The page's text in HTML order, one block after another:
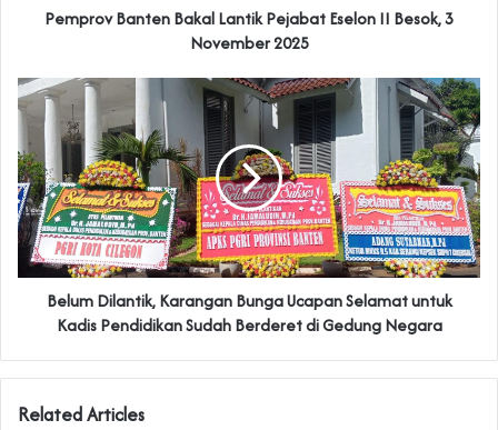
‎Pemprov Banten Bakal Lantik Pejabat Eselon II Besok, 3
November 2025
‎Belum Dilantik, Karangan Bunga Ucapan Selamat untuk
Kadis Pendidikan Sudah Berderet di Gedung Negara
Related Articles